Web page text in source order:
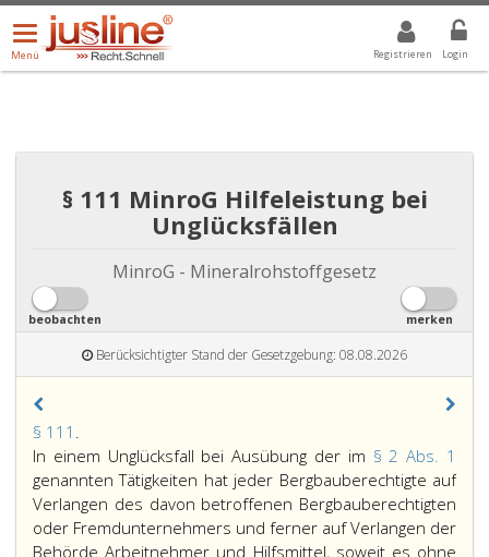
Registrieren Login
Menü
öffnen/schließen
Menü
ALLE DROPDOWN: GEWÄHLTER WERT IST ALLE
§ 111 MinroG Hilfeleistung bei
Unglücksfällen
MinroG - Mineralrohstoffgesetz
beobachten merken
Berücksichtigter Stand der Gesetzgebung: 08.08.2026
§ 111 .
111,
In einem Unglücksfall bei Ausübung der im § 2 Abs. 1
genannten Tätigkeiten hat jeder Bergbauberechtigte auf
Verlangen des davon betroffenen Bergbauberechtigten
oder Fremdunternehmers und ferner auf Verlangen der
Behörde Arbeitnehmer und Hilfsmittel, soweit es ohne